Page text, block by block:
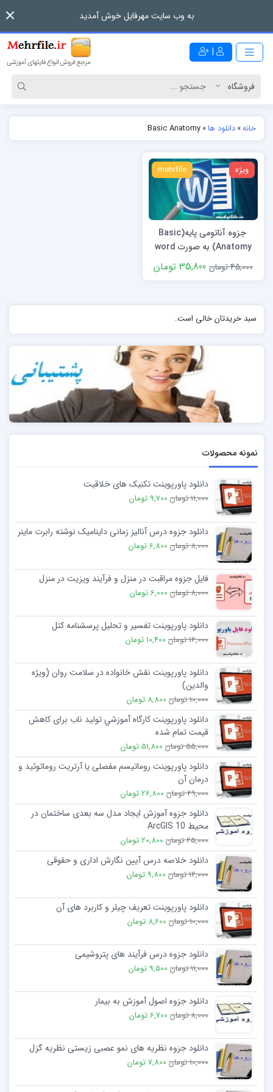
به وب سایت مهرفایل خوش آمدید
|
خانه»دانلود ها»
Basic Anatomy
ویژه mehrfile
جزوه آناتومی پایه(Basic
Anatomy) به صورت word
45,000 تومان
35,800 تومان
سبد خریدتان خالی است.
نمونه محصولات
دانلود پاورپوینت تکنیک های خلاقیت
11,000 تومان 9,700 تومان
دانلود جزوه درس آنالیز زمانی داینامیک نوشته رابرت ماینر
8,000 تومان 6,800 تومان
فایل جزوه مراقبت در منزل و فرآیند ویزیت در منزل
8,000 تومان 6,000 تومان
دانلود پاورپوینت تفسیر و تحلیل پرسشنامه کتل
12,000 تومان 10,400 تومان
دانلود پاورپوینت نقش خانواده در سلامت روان (ویژه
والدین)
10,000 تومان 8,800 تومان
دانلود پاورپوینت كارگاه آموزشي تولید ناب برای کاهش
قیمت تمام شده
55,000 تومان 51,800 تومان
دانلود پاورپوینت روماتیسم مفصلی یا آرتریت روماتوئید و
درمان آن
29,000 تومان 26,800 تومان
دانلود جزوه آموزش ایجاد مدل سه بعدی ساختمان در
محیط 10 ArcGIS
25,000 تومان 20,800 تومان
دانلود خلاصه درس آیین نگارش اداری و حقوقی
12,000 تومان 9,800 تومان
دانلود پاورپوینت تعریف چیلر و کاربرد های آن
10,000 تومان 8,600 تومان
دانلود جزوه درس فرآیند های پتروشیمی
11,000 تومان 9,500 تومان
دانلود جزوه اصول آموزش به بیمار
8,000 تومان 6,700 تومان
دانلود جزوه نظریه های نمو عصبی زیستی نظریه گزل
10,000 تومان 7,800 تومان